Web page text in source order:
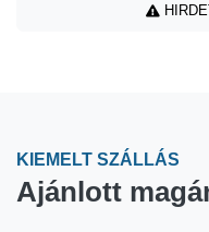
KIEMELT SZÁLLÁS
Ajánlott